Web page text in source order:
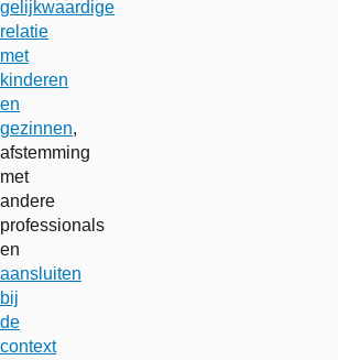
gelijkwaardige
relatie
met
kinderen
en
gezinnen,
afstemming
met
andere
professionals
en
aansluiten
bij
de
context